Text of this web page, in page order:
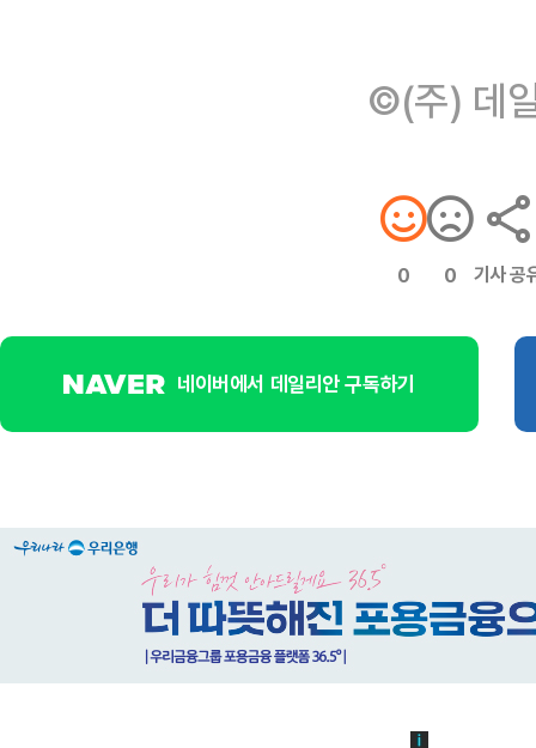
©(주) 데
0 0 기사 공
네이버에서 데일리안 구독하기